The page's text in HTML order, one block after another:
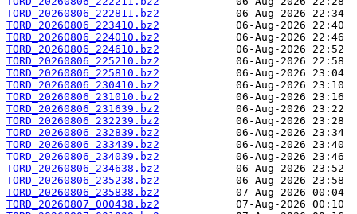
TORD_20260806_222811.bz2
TORD_20260806_223410.bz2
TORD_20260806_224010.bz2
TORD_20260806_224610.bz2
TORD_20260806_225210.bz2
TORD_20260806_225810.bz2
TORD_20260806_230410.bz2
TORD_20260806_231010.bz2
TORD_20260806_231639.bz2
TORD_20260806_232239.bz2
TORD_20260806_232839.bz2
TORD_20260806_233439.bz2
TORD_20260806_234039.bz2
TORD_20260806_234638.bz2
TORD_20260806_235238.bz2
TORD_20260806_235838.bz2
TORD_20260807_000438.bz2